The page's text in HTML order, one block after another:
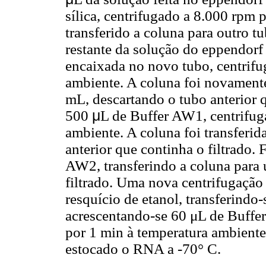
sílica, centrifugado a 8.000 rpm
transferido a coluna para outro
restante da solução do
encaixada no novo tubo,
ambiente. A coluna foi
mL, descartando o tubo
500 μL de Buffer AW1,
ambiente. A coluna foi
anterior que continha o filtrado.
AW2, transferindo a coluna
filtrado. Uma nova
resquício de etanol,
acrescentando-se 60 μL de
por 1 min à temperatura
estocado o RNA a -70° C.